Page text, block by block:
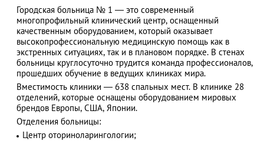
АЗАД
Городская больница № 1 — это современный
многопрофильный клинический центр, оснащенный
качественным оборудованием, который оказывает
высокопрофессиональную медицинскую помощь как в
экстренных ситуациях, так и в плановом порядке. В стенах
больницы круглосуточно трудится команда профессионалов,
прошедших обучение в ведущих клиниках мира.
Вместимость клиники — 638 спальных мест. В клинике 28
отделений, которые оснащены оборудованием мировых
брендов Европы, США, Японии.
Отделения больницы:
Центр оториноларингологии;